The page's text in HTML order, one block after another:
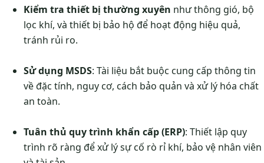
Kiểm tra thiết bị thường xuyên như thông gió, bộ
lọc khí, và thiết bị bảo hộ để hoạt động hiệu quả,
tránh rủi ro.
Sử dụng MSDS: Tài liệu bắt buộc cung cấp thông tin
về đặc tính, nguy cơ, cách bảo quản và xử lý hóa chất
an toàn.
Tuân thủ quy trình khẩn cấp (ERP): Thiết lập quy
trình rõ ràng để xử lý sự cố rò rỉ khí, bảo vệ nhân viên